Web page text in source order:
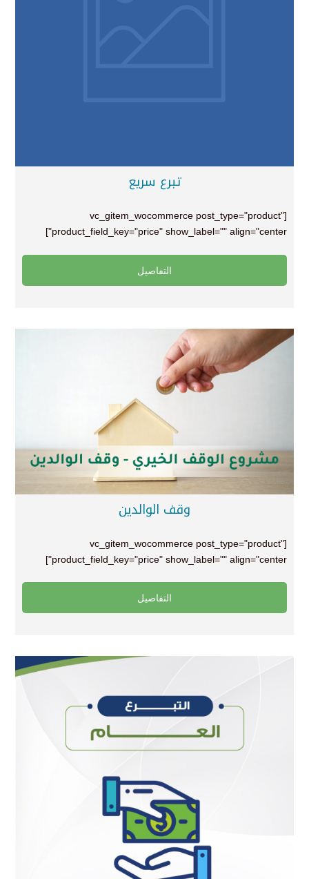
تبرع سريع
[vc_gitem_wocommerce post_type="product"
product_field_key="price" show_label="" align="center"]
التفاصيل
وقف الوالدين
[vc_gitem_wocommerce post_type="product"
product_field_key="price" show_label="" align="center"]
التفاصيل